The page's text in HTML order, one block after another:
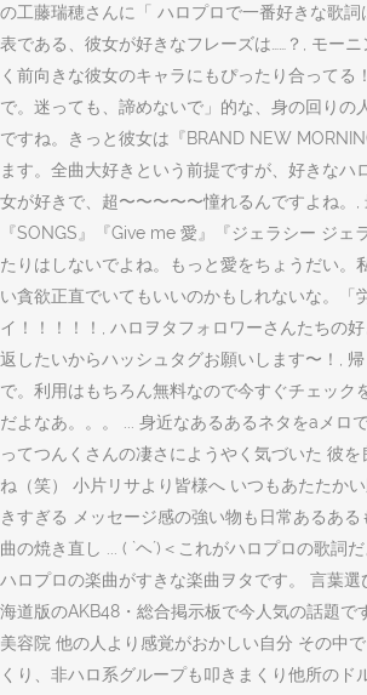
の工藤瑞穂さんに「 ハロプロで一番好きな歌
表である、彼女が好きなフレーズは……？, モー
く前向きな彼女のキャラにもぴったり合って
で。迷っても、諦めないで」的な、身の回り
ですね。きっと彼女は『BRAND NEW
ます。全曲大好きという前提ですが、好きな
女が好きで、超〜〜〜〜〜憧れるんですよね。
『SONGS』『Give me 愛』『ジェラシー ジ
たりはしないでよね。もっと愛をちょうだい
い貪欲正直でいてもいいのかもしれないな。
イ！！！！！, ハロヲタフォロワーさんたちの
返したいからハッシュタグお願いします〜！,
で。利用はもちろん無料なので今すぐチェッ
だよなあ。。。 ... 身近なあるあるネタをaメ
ってつんくさんの凄さにようやく気づいた 彼
ね（笑） 小片リサより皆様へ いつもあたたか
きすぎる メッセージ感の強い物も日常あるあ
曲の焼き直し ... ( `ヘ´)＜これがハロプロの歌詞
ハロプロの楽曲がすきな楽曲ヲタです。 言葉
海道版のAKB48・総合掲示板で今人気の話題
美容院 他の人より感覚がおかしい自分 その中
くり、非ハロ系グループも叩きまくり他所の